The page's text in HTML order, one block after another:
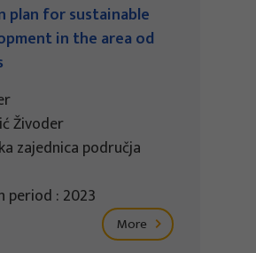
plan for sustainable
in the area od
Živoder
zajednica područja
period : 2023
More